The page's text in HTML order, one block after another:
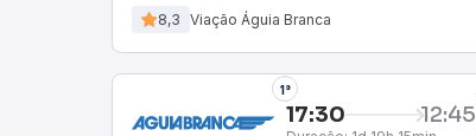
8,3 Viação Águia Branca
1°
17:30 12:45